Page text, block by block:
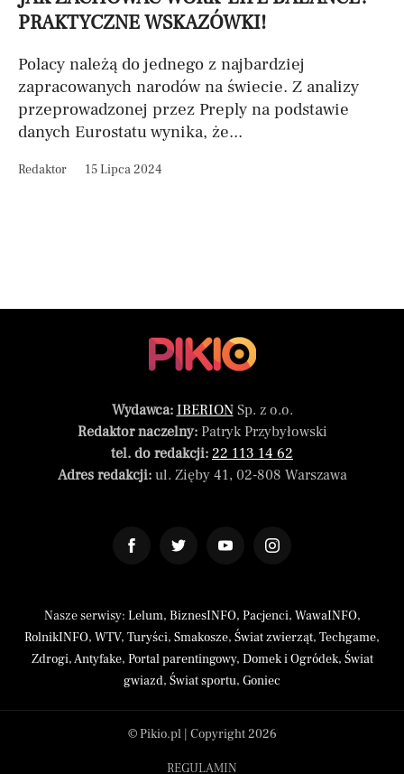
PRAKTYCZNE WSKAZÓWKI!
Polacy należą do jednego z najbardziej
zapracowanych narodów na świecie. Z analizy
przeprowadzonej przez Preply na podstawie
danych Eurostatu wynika, że...
Redaktor 15 Lipca 2024
Wydawca: IBERIONSp. z o.o.
Redaktor naczelny:Patryk Przybyłowski
tel. do redakcji: 22 113 14 62
Adres redakcji:ul. Zięby 41, 02-808 Warszawa
Nasze serwisy: Lelum, BiznesINFO, Pacjenci, WawaINFO,
RolnikINFO, WTV, Turyści, Smakosze, Świat zwierząt, Techgame,
Zdrogi,Antyfake, Portal parentingowy, Domek i Ogródek, Świat
gwiazd, Świat sportu, Goniec
© Pikio.pl | Copyright 2026
REGULAMIN